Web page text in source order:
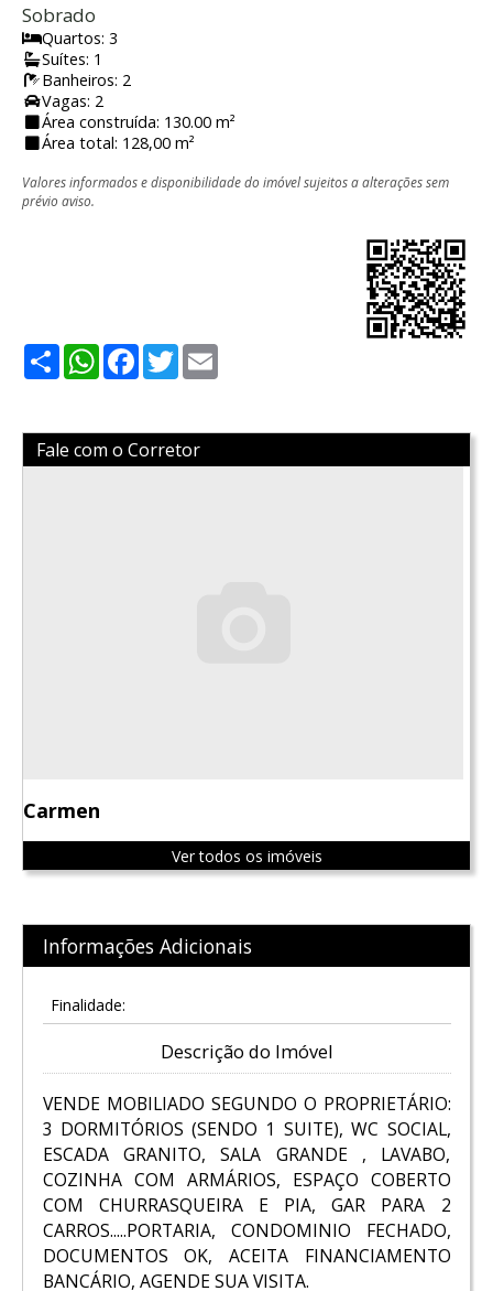
Sobrado
Quartos: 3
Suítes: 1
Banheiros: 2
Vagas: 2
Área construída: 130.00 m²
Área total: 128,00 m²
Valores informados e disponibilidade do imóvel sujeitos a alterações sem
prévio aviso.
ShareWhatsApp
Facebook
Twitter
Fale com o Corretor
Carmen
Ver todos os imóveis
Informações Adicionais
Finalidade:
Descrição do Imóvel
VENDE MOBILIADO SEGUNDO O PROPRIETÁRIO:
3 DORMITÓRIOS (SENDO 1 SUITE), WC SOCIAL,
ESCADA GRANITO, SALA GRANDE , LAVABO,
COZINHA COM ARMÁRIOS, ESPAÇO COBERTO
COM CHURRASQUEIRA E PIA, GAR PARA 2
CARROS.....PORTARIA, CONDOMINIO FECHADO,
DOCUMENTOS OK, ACEITA FINANCIAMENTO
BANCÁRIO, AGENDE SUA VISITA.